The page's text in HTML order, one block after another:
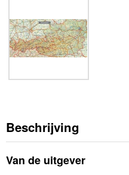
Beschrijving
Van de uitgever